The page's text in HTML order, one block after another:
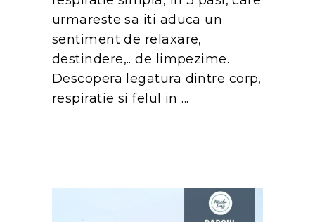
urmareste sa iti aduca un
sentiment de relaxare,
destindere,.. de limpezime.
Descopera legatura dintre corp,
respiratie si felul in